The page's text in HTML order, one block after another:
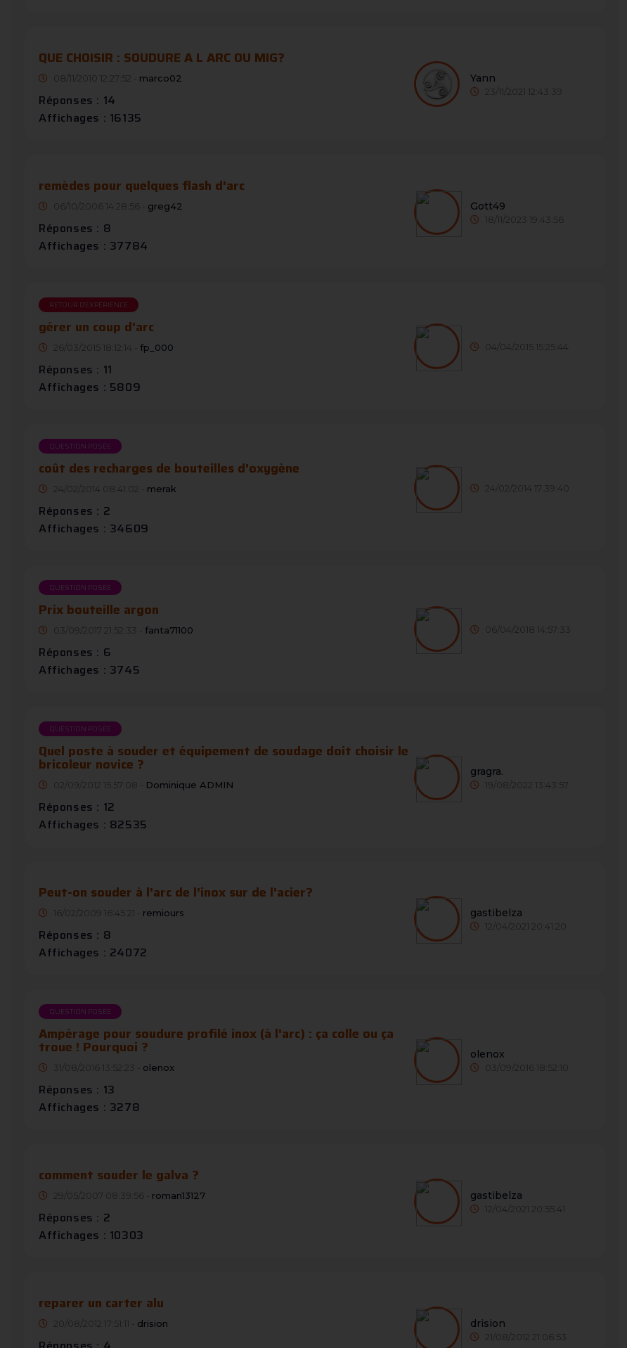
QUE CHOISIR : SOUDURE A L ARC OU MIG?
08/11/2010 12:27:52 - marco02
Réponses : 14
Affichages : 16135
Yann
23/11/2021 12:43:39
remèdes pour quelques flash d'arc
06/10/2006 14:28:56 - greg42
Réponses : 8
Affichages : 37784
Gott49
18/11/2023 19:43:56
RETOUR D'EXPÉRIENCE
gérer un coup d'arc
26/03/2015 18:12:14 - fp_000
Réponses : 11
Affichages : 5809
04/04/2015 15:25:44
QUESTION POSÉE
coût des recharges de bouteilles d'oxygène
24/02/2014 08:41:02 - merak
Réponses : 2
Affichages : 34609
24/02/2014 17:39:40
QUESTION POSÉE
Prix bouteille argon
03/09/2017 21:52:33 - fanta71100
Réponses : 6
Affichages : 3745
06/04/2018 14:57:33
QUESTION POSÉE
Quel poste à souder et équipement de soudage doit choisir le
bricoleur novice ?
02/09/2012 15:57:08 - Dominique ADMIN
Réponses : 12
Affichages : 82535
gragra.
19/08/2022 13:43:57
Peut-on souder à l'arc de l'inox sur de l'acier?
16/02/2009 16:45:21 - remiours
Réponses : 8
Affichages : 24072
gastibelza
12/04/2021 20:41:20
QUESTION POSÉE
Ampérage pour soudure profilé inox (à l'arc) : ça colle ou ça
troue ! Pourquoi ?
31/08/2016 13:52:23 - olenox
Réponses : 13
Affichages : 3278
olenox
03/09/2016 18:52:10
comment souder le galva ?
29/05/2007 08:39:56 - roman13127
Réponses : 2
Affichages : 10303
gastibelza
12/04/2021 20:55:41
reparer un carter alu
20/08/2012 17:51:11 - drision drision
21/08/2012 21:06:53